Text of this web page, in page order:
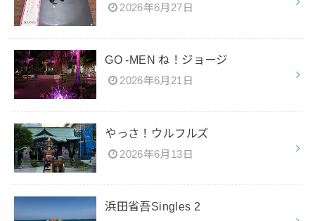
2026年6月27日
GO -MEN ね！ジョージ
2026年6月21日
やっさ！ウルフルズ
2026年6月13日
浜田省吾Singles 2